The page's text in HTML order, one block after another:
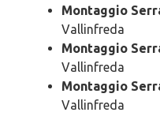
Montaggio
Vallinfreda
Montaggio
Vallinfreda
Montaggio
Vallinfreda